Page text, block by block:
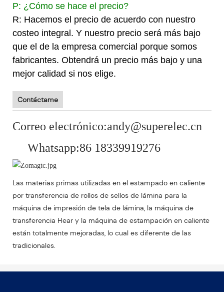
P: ¿Cómo se hace el precio?
R: Hacemos el precio de acuerdo con nuestro
costeo integral. Y nuestro precio será más bajo
que el de la empresa comercial porque somos
fabricantes. Obtendrá un precio más bajo y una
mejor calidad si nos elige.
Contáctame
Correo electrónico:andy@superelec.cn
Whatsapp:86 18339919276
Las materias primas utilizadas en el estampado en caliente
por transferencia de rollos de sellos de lámina para la
máquina de impresión de tela de lámina, la máquina de
transferencia Hear y la máquina de estampación en caliente
están totalmente mejoradas, lo cual es diferente de las
tradicionales.